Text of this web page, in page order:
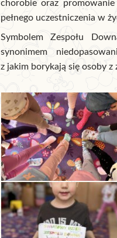
chorobie oraz
pełnego uczestniczenia w
Symbolem Zespołu
synonimem
z jakim borykają się osoby z